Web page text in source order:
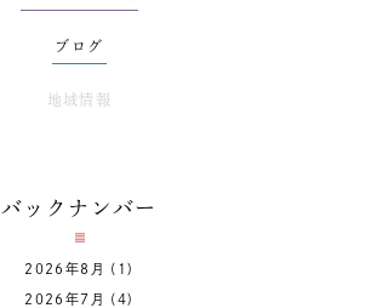
ブログ
地域情報
バックナンバー
2026年8月 (1)
2026年7月 (4)